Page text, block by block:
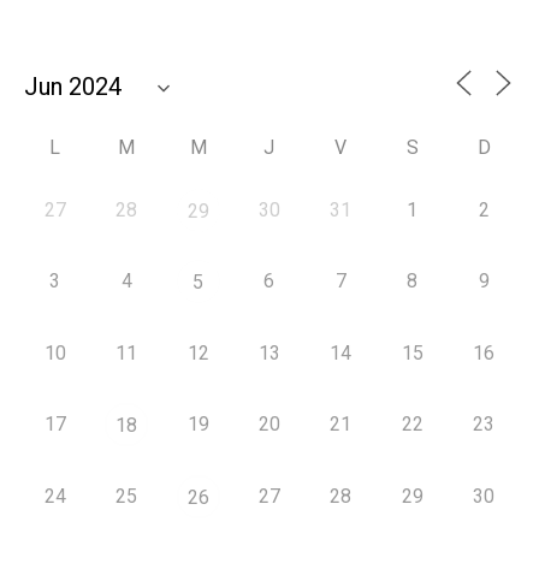
L M M J V S D
27 28 29 30 31 1 2
3 4 5 6 7 8 9
10 11 12 13 14 15 16
17 18 19 20 21 22 23
24 25 26 27 28 29 30